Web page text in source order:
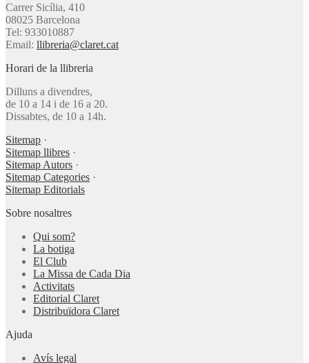
Carrer Sicília, 410
08025 Barcelona
Tel: 933010887
Email: llibreria@claret.cat
Horari de la llibreria
Dilluns a divendres,
de 10 a 14 i de 16 a 20.
Dissabtes, de 10 a 14h.
Sitemap ·
Sitemap llibres ·
Sitemap Autors ·
Sitemap Categories ·
Sitemap Editorials
Sobre nosaltres
Qui som?
La botiga
El Club
La Missa de Cada Dia
Activitats
Editorial Claret
Distribuïdora Claret
Ajuda
Avís legal